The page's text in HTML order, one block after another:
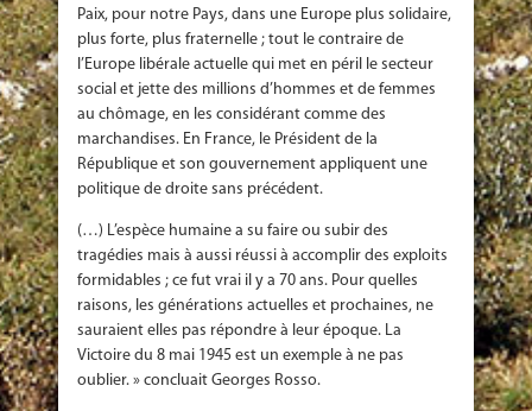
Paix, pour notre Pays, dans une Europe plus solidaire,
plus forte, plus fraternelle ; tout le contraire de
l’Europe libérale actuelle qui met en péril le secteur
social et jette des millions d’hommes et de femmes
au chômage, en les considérant comme des
marchandises. En France, le Président de la
République et son gouvernement appliquent une
politique de droite sans précédent.
(…) L’espèce humaine a su faire ou subir des
tragédies mais à aussi réussi à accomplir des exploits
formidables ; ce fut vrai il y a 70 ans. Pour quelles
raisons, les générations actuelles et prochaines, ne
sauraient elles pas répondre à leur époque. La
Victoire du 8 mai 1945 est un exemple à ne pas
oublier. » concluait Georges Rosso.